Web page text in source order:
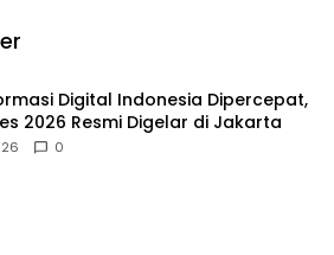
Digital Indonesia Dipercepat,
2026 Resmi Digelar di Jakarta
0